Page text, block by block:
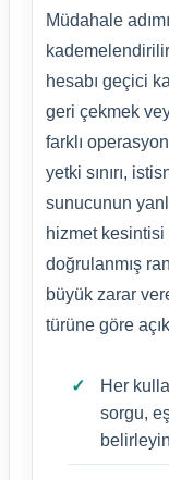
Müdahale
hesabı geçici
geri çekmek
farklı
yetki sınırı,
sunucunun
hizmet kesintisi
doğrulanmış
büyük zarar
türüne göre
Her
sorgu,